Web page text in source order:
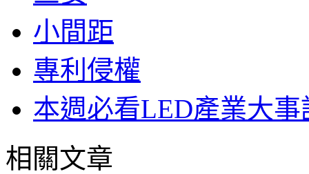
小間距
專利侵權
本週必看LED產業大事
相關文章